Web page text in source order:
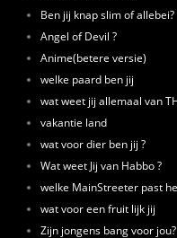
Ben jij knap slim of allebei?
Angel of Devil ?
Anime(betere versie)
welke paard ben jij
wat weet jij allemaal van
vakantie land
wat voor dier ben jij ?
Wat weet Jij van Habbo ?
welke MainStreeter past
wat voor een fruit lijk jij
Zijn jongens bang voor jou?